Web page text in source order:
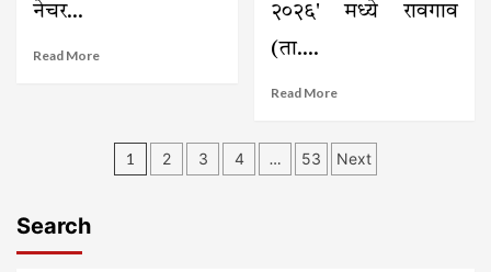
नेचर...
Read MoreRead
तहानलेल्या
पक्ष्यांना
२०२६' मध्ये रावगाव
(ता....
Read MoreRead
रावगावच्या
नेहरू
Posts
1 2 3 4 … 53 Next
Search